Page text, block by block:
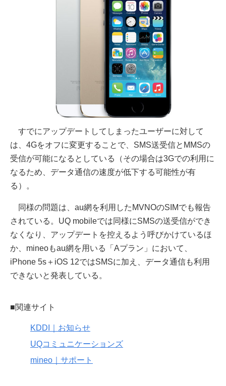
すでにアップデートしてしまったユーザーに対して
は、4Gをオフに変更することで、SMS送受信とMMSの
受信が可能になるとしている（その場合は3Gでの利用に
なるため、データ通信の速度が低下する可能性が有
る）。
同様の問題は、au網を利用したMVNOのSIMでも報告
されている。UQ mobileでは同様にSMSの送受信ができ
なくなり、アップデートを控えるよう呼びかけているほ
か、mineoもau網を用いる「Aプラン」において、
iPhone 5s＋iOS 12ではSMSに加え、データ通信も利用
できないと発表している。
■関連サイト
KDDI｜お知らせ
UQコミュニケーションズ
mineo｜サポート